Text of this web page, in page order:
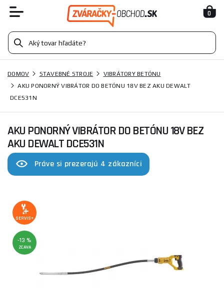
0
DOMOV STAVEBNÉ STROJE
VIBRÁTORY BETÓNU
AKU PONORNÝ VIBRÁTOR DO BETÓNU 18V BEZ AKU DEWALT
DCE531N
AKU PONORNÝ VIBRÁTOR DO BETÓNU 18V BEZ
AKU DEWALT DCE531N
Práve si prezerajú 4 zákazníci
SERVIS+
-13 %
ZĽAVA